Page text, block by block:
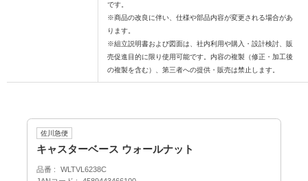
です。
※商品の改良に伴い、仕様や部品内容が変更される場合があ
ります。
※組立説明書および図面は、社内利用や購入・設計検討、販
売促進目的に限り使用可能です。内容の複製（修正・加工後
の複製を含む）、第三者への提供・販売は禁止します。
佐川急便
キャスターベース ウォールナット
品番
WLTVL6238C